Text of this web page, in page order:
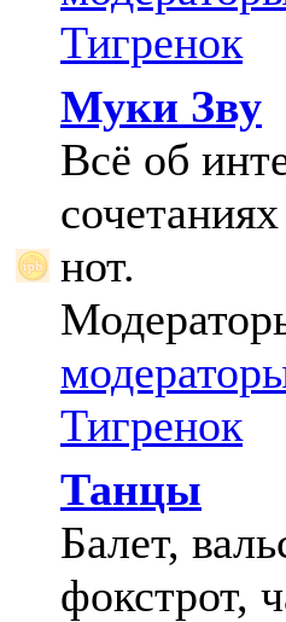
Тигренок
Муки Зву
Всё об
нот.
Тигренок
Танцы
Балет,
фокстрот,